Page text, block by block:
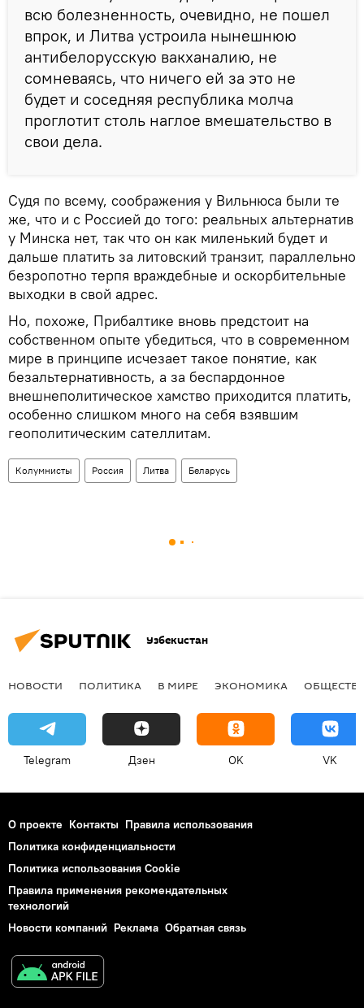
всю болезненность, очевидно, не пошел
впрок, и Литва устроила нынешнюю
антибелорусскую вакханалию, не
сомневаясь, что ничего ей за это не
будет и соседняя республика молча
проглотит столь наглое вмешательство в
свои дела.
Судя по всему, соображения у Вильнюса были те
же, что и с Россией до того: реальных альтернатив
у Минска нет, так что он как миленький будет и
дальше платить за литовский транзит, параллельно
безропотно терпя враждебные и оскорбительные
выходки в свой адрес.
Но, похоже, Прибалтике вновь предстоит на
собственном опыте убедиться, что в современном
мире в принципе исчезает такое понятие, как
безальтернативность, а за беспардонное
внешнеполитическое хамство приходится платить,
особенно слишком много на себя взявшим
геополитическим сателлитам.
Колумнисты Россия Литва Беларусь
Узбекистан
НОВОСТИ ПОЛИТИКА В МИРЕ ЭКОНОМИКА
Telegram Дзен OK VK
О проекте Контакты Правила использования
Политика конфиденциальности
Политика использования Cookie
Правила применения рекомендательных
технологий
Новости компаний Реклама Обратная связь